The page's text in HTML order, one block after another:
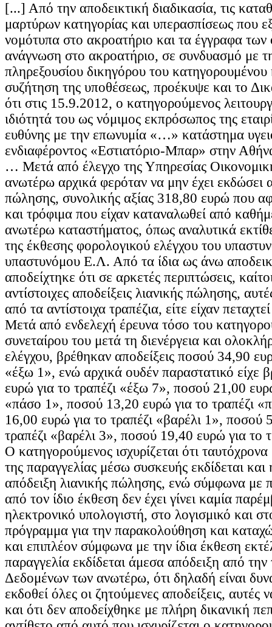
[...] Από την αποδεικτική διαδικασία, τις
μαρτύρων κατηγορίας και υπερασπίσεως που
νομότυπα στο ακροατήριο και τα έγγραφα των
ανάγνωση στο ακροατήριο, σε συνδυασμό με
πληρεξουσίου δικηγόρου του κατηγορουμένου
συζήτηση της υποθέσεως, προέκυψε και το
ότι στις 15.9.2012, ο κατηγορούμενος
ιδιότητά του ως νόμιμος εκπρόσωπος της
ευθύνης με την επωνυμία «…» κατάστημα
ενδιαφέροντος «Εστιατόριο-Μπαρ» στην
… Μετά από έλεγχο της Υπηρεσίας
ανωτέρω αρχικά φερόταν να μην έχει εκδώσει
πώλησης, συνολικής αξίας 318,80 ευρώ που
και τρόφιμα που είχαν καταναλωθεί από
ανωτέρω καταστήματος, όπως αναλυτικά
της έκθεσης φορολογικού ελέγχου του
υπαστυνόμου Ε.Λ. Από τα ίδια ως άνω
αποδείχτηκε ότι σε αρκετές περιπτώσεις,
αντίστοιχες αποδείξεις λιανικής πώλησης,
από τα αντίστοιχα τραπέζια, είτε είχαν
Μετά από ενδελεχή έρευνα τόσο του
συνεταίρου του μετά τη διενέργεια και
ελέγχου, βρέθηκαν αποδείξεις ποσού 34,90
«έξω 1», ενώ αρχικά ουδέν παραστατικό είχε
ευρώ για το τραπέζι «έξω 7», ποσού 21,00
«πάσο 1», ποσού 13,20 ευρώ για το τραπέζι
16,00 ευρώ για το τραπέζι «βαρέλι 1», ποσού
τραπέζι «βαρέλι 3», ποσού 19,40 ευρώ για το
Ο κατηγορούμενος ισχυρίζεται ότι
της παραγγελίας μέσω συσκευής εκδίδεται και
απόδειξη λιανικής πώλησης, ενώ σύμφωνα με
από τον ίδιο έκθεση δεν έχει γίνει καμία
ηλεκτρονικό υπολογιστή, στο λογισμικό και
πρόγραμμα για την παρακολούθηση και
και επιπλέον σύμφωνα με την ίδια έκθεση
παραγγελία εκδίδεται άμεσα απόδειξη από
Δεδομένων των ανωτέρω, ότι δηλαδή είναι
εκδοθεί όλες οι ζητούμενες αποδείξεις, αυτές
και ότι δεν αποδείχθηκε με πλήρη δικανική